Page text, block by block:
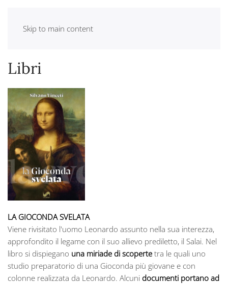
Skip to main content
Libri
LA GIOCONDA SVELATA
Viene rivisitato l'uomo Leonardo assunto nella sua interezza,
approfondito il legame con il suo allievo prediletto, il Salai. Nel
libro si dispiegano una miriade di scoperte tra le quali uno
studio preparatorio di una Gioconda più giovane e con
colonne realizzata da Leonardo. Alcuni documenti portano ad